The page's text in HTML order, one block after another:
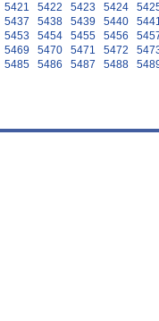
5421 5422 5423 5424
5437 5438 5439 5440
5453 5454 5455 5456
5469 5470 5471 5472
5485 5486 5487 5488